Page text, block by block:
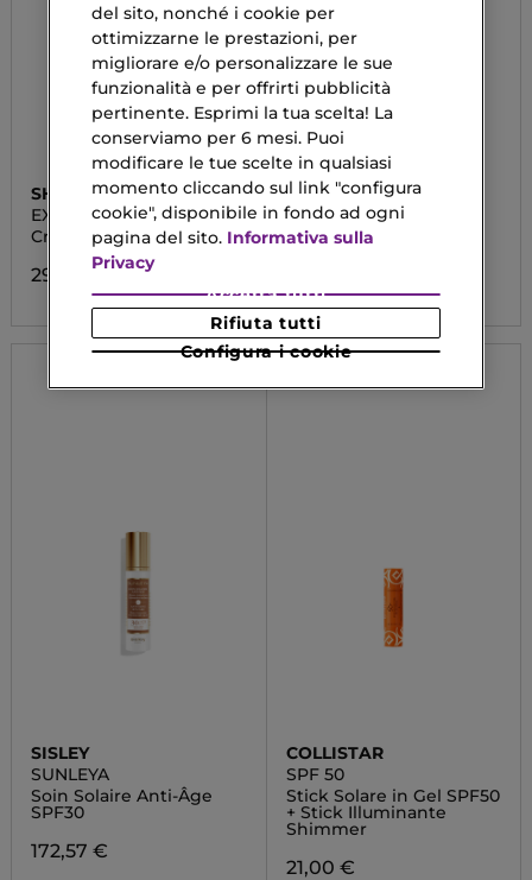
SHISEIDO
EXPERT SUN
PROTECTOR
Crema Solare Viso SPF30
29,14 €
COLLISTAR
TWIST GLOWY
HIGHLIGHTER
Illuminante
SISLEY
SUNLEYA
Soin Solaire Anti-Âge
SPF30
172,57 €
COLLISTAR
SPF 50
Stick Solare in Gel SPF50
+ Stick Illuminante
Shimmer
21,00 €
del sito, nonché i cookie per
ottimizzarne le prestazioni, per
migliorare e/o personalizzare le sue
funzionalità e per offrirti pubblicità
pertinente. Esprimi la tua scelta! La
conserviamo per 6 mesi. Puoi
modificare le tue scelte in qualsiasi
momento cliccando sul link "configura
cookie", disponibile in fondo ad ogni
pagina del sito. Informativa sulla
Privacy
Configura i cookie
Rifiuta tutti
Accetta tutti